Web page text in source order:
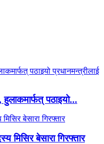
पठाइयो...
मिसिर बेसारा गिरफ्तार